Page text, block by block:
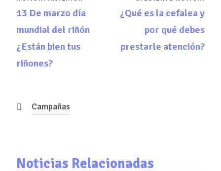
13 De marzo día
mundial del riñón
¿Están bien tus
riñones?
¿Qué es la cefalea y
por qué debes
prestarle atención?
Campañas
Noticias Relacionadas